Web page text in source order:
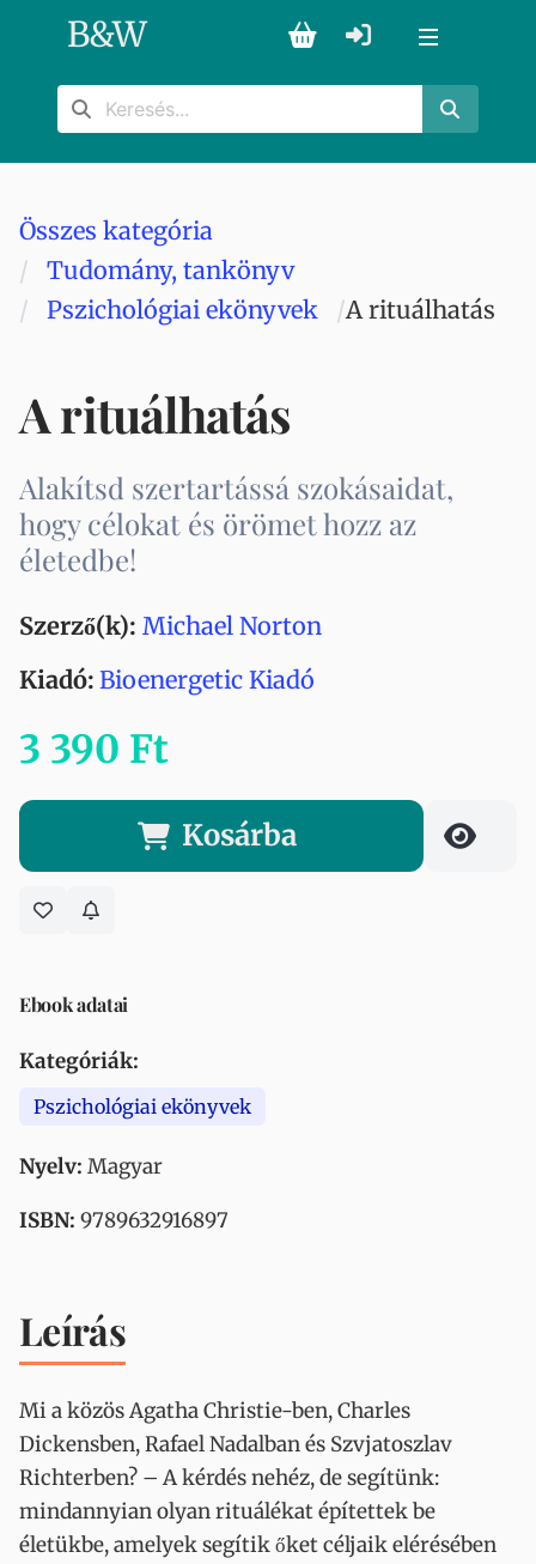
B&W
Összes kategória
Tudomány, tankönyv
Pszichológiai ekönyvek
A rituálhatás
A rituálhatás
Alakítsd szertartássá szokásaidat,
hogy célokat és örömet hozz az
életedbe!
Szerző(k): Michael Norton
Kiadó: Bioenergetic Kiadó
3 390 Ft
Kosárba
Ebook adatai
Kategóriák:
Pszichológiai ekönyvek
Nyelv: Magyar
ISBN: 9789632916897
Leírás
Mi a közös Agatha Christie-ben, Charles
Dickensben, Rafael Nadalban és Szvjatoszlav
Richterben? – A kérdés nehéz, de segítünk:
mindannyian olyan rituálékat építettek be
életükbe, amelyek segítik őket céljaik elérésében